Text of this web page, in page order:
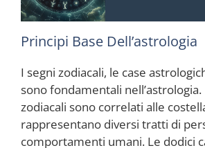
Principi Base Dell’astrologia
I segni zodiacali, le case
sono fondamentali nell’astrologia.
zodiacali sono correlati alle
rappresentano diversi tratti di
comportamenti umani. Le dodici